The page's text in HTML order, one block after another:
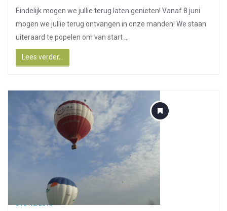
Eindelijk mogen we jullie terug laten genieten! Vanaf 8 juni
mogen we jullie terug ontvangen in onze manden! We staan
uiteraard te popelen om van start ...
Lees verder...
8 APRIL 2018